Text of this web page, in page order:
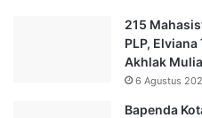
215
PLP,
Akhlak Mulia
6 Agustus
Bapenda